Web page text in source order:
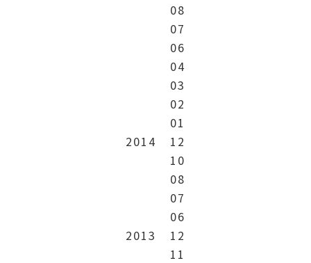
08
07
06
04
03
02
01
2014
12
10
08
07
06
2013
12
11